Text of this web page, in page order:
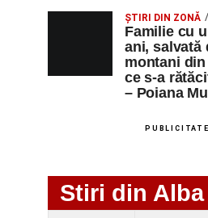
ȘTIRI DIN ZONĂ
Familie cu
ani, salvată
montani
ce s-a
– Poiana
PUBLICITATE
Stiri din Alba